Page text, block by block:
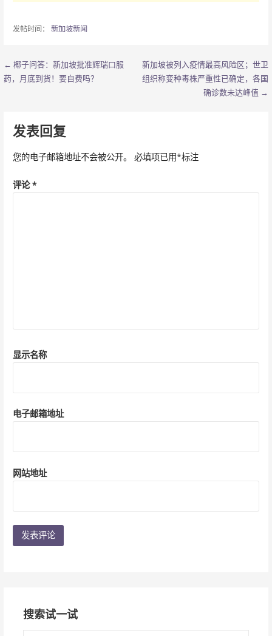
发帖时间： 新加坡新闻
文
航
← 椰子问答：新加坡批准辉瑞口服
药，月底到货！要自费吗？
新加坡被列入疫情最高风险区；世卫
组织称变种毒株严重性已确定，各国
确诊数未达峰值 →
发表回复
您的电子邮箱地址不会被公开。 必填项已用*标注
评论*
显示名称
电子邮箱地址
网站地址
搜索试一试